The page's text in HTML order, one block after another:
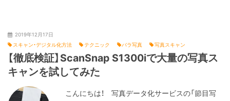
2019年12月17日
スキャン・デジタル化方法
テクニック バラ写真 写真スキャン
【徹底検証】ScanSnap S1300iで大量の写真ス
キャンを試してみた
こんにちは！ 写真データ化サービスの「節目写